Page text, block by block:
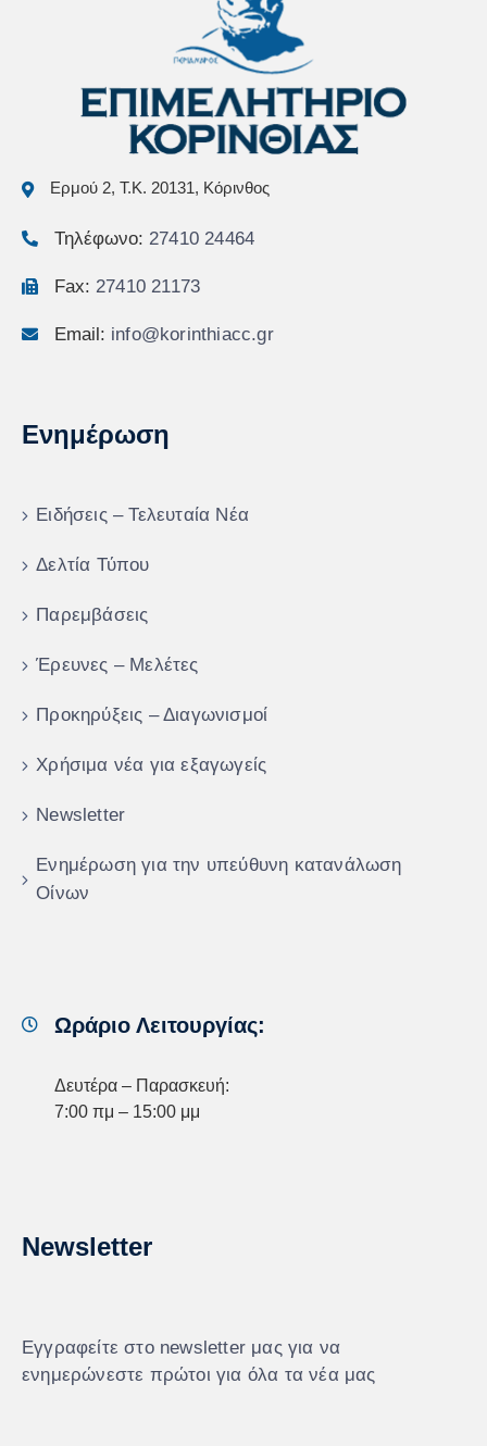
Ερμού 2, Τ.Κ. 20131, Κόρινθος
Τηλέφωνο: 27410 24464
Fax: 27410 21173
Email: info@korinthiacc.gr
Ενημέρωση
Ειδήσεις – Τελευταία Νέα
Δελτία Τύπου
Παρεμβάσεις
Έρευνες – Μελέτες
Προκηρύξεις – Διαγωνισμοί
Χρήσιμα νέα για εξαγωγείς
Newsletter
Ενημέρωση για την υπεύθυνη κατανάλωση
Οίνων
Ωράριο Λειτουργίας:
Δευτέρα – Παρασκευή:
7:00 πμ – 15:00 μμ
Newsletter
Εγγραφείτε στο newsletter μας για να
ενημερώνεστε πρώτοι για όλα τα νέα μας